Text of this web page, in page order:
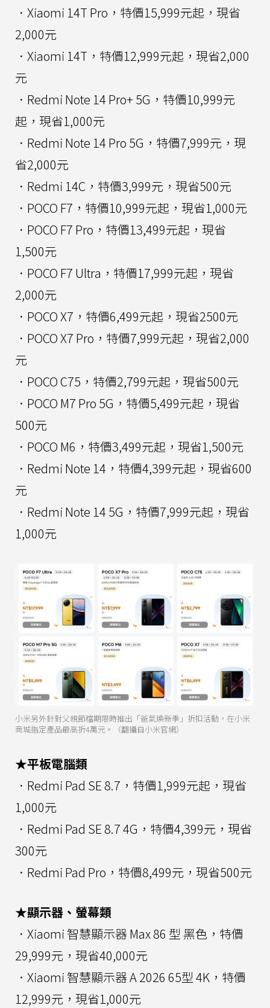
．Xiaomi 14T Pro，特價15,999元起，現省
2,000元
．Xiaomi 14T，特價12,999元起，現省2,000
元
．Redmi Note 14 Pro+ 5G，特價10,999元
起，現省1,000元
．Redmi Note 14 Pro 5G，特價7,999元，現
省2,000元
．Redmi 14C，特價3,999元，現省500元
．POCO F7，特價10,999元起，現省1,000元
．POCO F7 Pro，特價13,499元起，現省
1,500元
．POCO F7 Ultra，特價17,999元起，現省
2,000元
．POCO X7，特價6,499元起，現省2500元
．POCO X7 Pro，特價7,999元起，現省2,000
元
．POCO C75，特價2,799元起，現省500元
．POCO M7 Pro 5G，特價5,499元起，現省
500元
．POCO M6，特價3,499元起，現省1,500元
．Redmi Note 14，特價4,399元起，現省600
元
．Redmi Note 14 5G，特價7,999元起，現省
1,000元
小米另外針對父親節檔期限時推出「爸氣煥新季」折扣活動，在小米
商城指定產品最高折4萬元。（翻攝自小米官網）
★平板電腦類
．Redmi Pad SE 8.7，特價1,999元起，現省
1,000元
．Redmi Pad SE 8.7 4G，特價4,399元，現省
300元
．Redmi Pad Pro，特價8,499元，現省500元
★顯示器、螢幕類
．Xiaomi 智慧顯示器 Max 86 型 黑色，特價
29,999元，現省40,000元
．Xiaomi 智慧顯示器 A 2026 65型 4K，特價
12,999元，現省1,000元